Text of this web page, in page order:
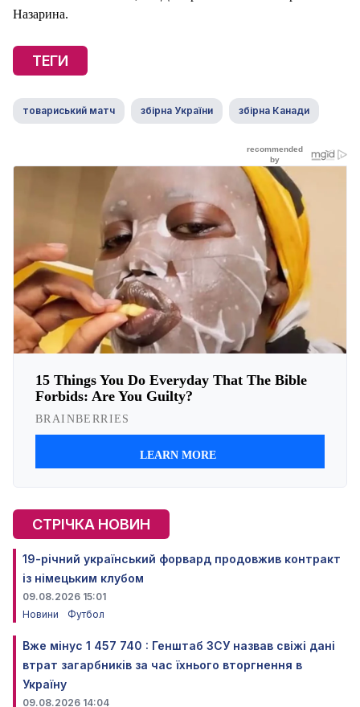
Назарина.
ТЕГИ
товариський матч збірна України збірна Канади
СТРІЧКА НОВИН
19-річний український форвард продовжив контракт
із німецьким клубом
09.08.2026 15:01
Новини
Футбол
Вже мінус 1 457 740 : Генштаб ЗСУ назвав свіжі дані
втрат загарбників за час їхнього вторгнення в
Україну
09.08.2026 14:04